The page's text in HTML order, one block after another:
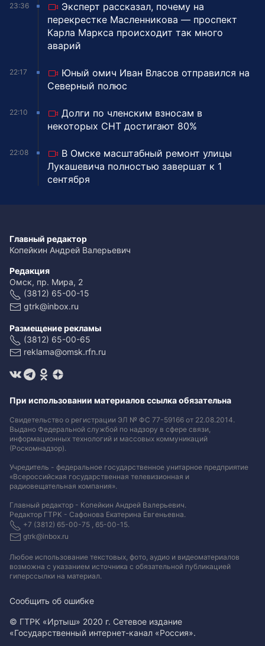
23:36
Эксперт рассказал, почему на
перекрестке Масленникова — проспект
Карла Маркса происходит так много
аварий
22:17
Юный омич Иван Власов отправился на
Северный полюс
22:10
Долги по членским взносам в
некоторых СНТ достигают 80%
22:08
В Омске масштабный ремонт улицы
Лукашевича полностью завершат к 1
сентября
Главный редактор
Копейкин Андрей Валерьевич
Редакция
Омск, пр. Мира, 2
(3812) 65-00-15
gtrk@inbox.ru
Размещение рекламы
(3812) 65-00-65
reklama@omsk.rfn.ru
При использовании материалов ссылка обязательна
Свидетельство о регистрации ЭЛ № ФС 77-59166 от 22.08.2014.
Выдано Федеральной службой по надзору в сфере связи,
информационных технологий и массовых коммуникаций
(Роскомнадзор).
Учредитель - федеральное государственное унитарное предприятие
«Всероссийская государственная телевизионная и
радиовещательная компания».
Главный редактор - Копейкин Андрей Валерьевич.
Редактор ГТРК - Сафонова Екатерина Евгеньевна.
+7 (3812) 65-00-75 , 65-00-15.
gtrk@inbox.ru
Любое использование текстовых, фото, аудио и видеоматериалов
возможна с указанием источника с обязательной публикацией
гиперссылки на материал.
Сообщить об ошибке
© ГТРК «Иртыш» 2020 г. Сетевое издание
«Государственный интернет-канал «Россия».